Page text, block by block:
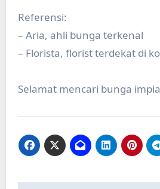
Referensi:
– Aria, ahli bunga terkenal
– Florista, florist terdekat di
Selamat mencari bunga